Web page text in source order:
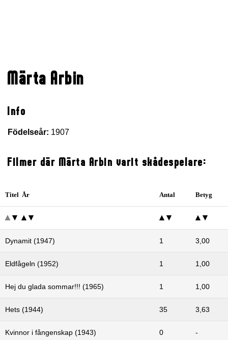
Märta Arbin
Info
Födelseår: 1907
Filmer där Märta Arbin varit skådespelare:
Titel År Antal Betyg
Dynamit (1947) 1 3,00
Eldfågeln (1952) 1 1,00
Hej du glada sommar!!! (1965) 1 1,00
Hets (1944) 35 3,63
Kvinnor i fångenskap (1943) 0 -